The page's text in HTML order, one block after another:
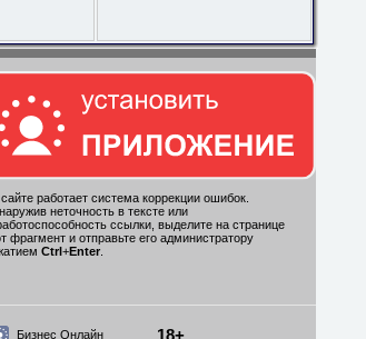
работает система коррекции ошибок.
неточность в тексте или
ссылки, выделите на странице
фрагмент и отправьте его администратору
Ctrl +Enter.
Бизнес Онлайн 18+